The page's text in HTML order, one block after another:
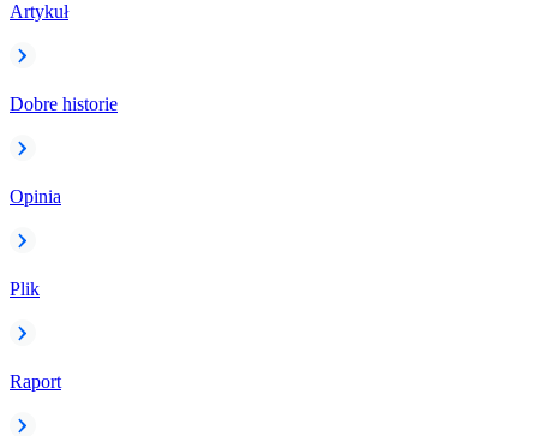
Artykuł
Dobre historie
Opinia
Plik
Raport